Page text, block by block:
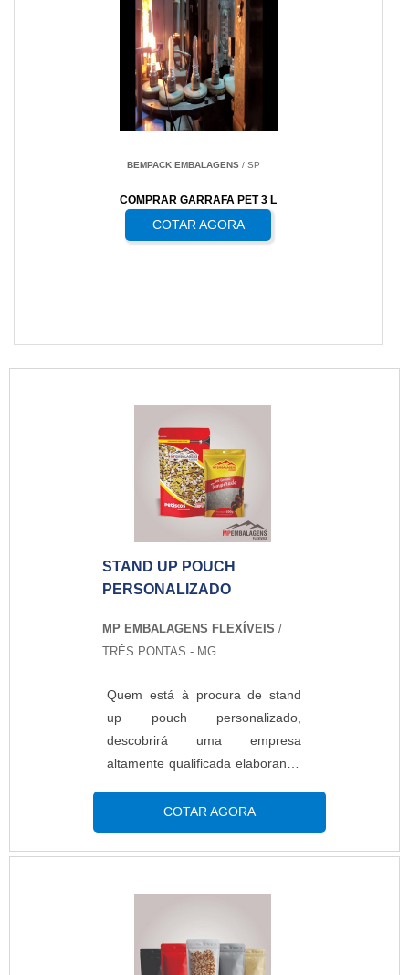
BEMPACK EMBALAGENS/ SP
COMPRAR GARRAFA PET 3 L
COTAR AGORA
STAND UP POUCH
PERSONALIZADO
MP EMBALAGENS FLEXÍVEIS /
TRÊS PONTAS - MG
Quem está à procura de stand
up pouch personalizado,
descobrirá uma empresa
altamente qualificada elaborando
melhor companhia do segmento
e encontrando sofisticação e
preço justo em um só
cliente poderá contar com
proteção e com as melhores
COTAR AGORA